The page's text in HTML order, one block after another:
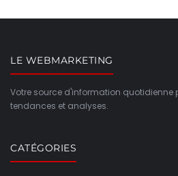
LE WEBMARKETING
Votre source d'information quotidienne
tendances et analyses.
CATÉGORIES